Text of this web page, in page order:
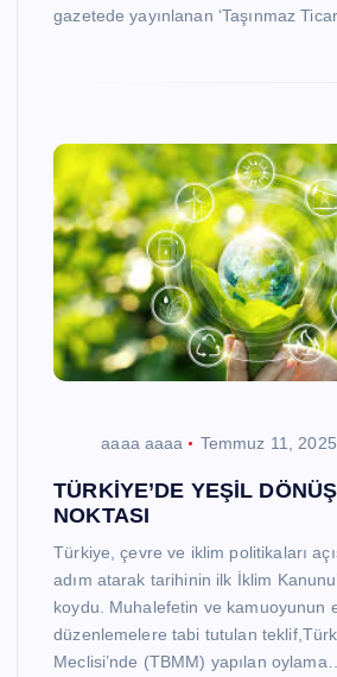
gazetede yayınlanan ‘Taşınmaz
aaaa aaaa Temmuz 11, 2025
TÜRKİYE’DE YEŞİL
NOKTASI
Türkiye, çevre ve iklim politikaları
adım atarak tarihinin ilk İklim
koydu. Muhalefetin ve kamuoyunun
düzenlemelere tabi tutulan
Meclisi’nde (TBMM) yapılan oylama…